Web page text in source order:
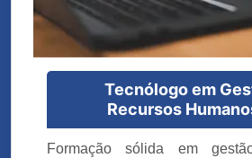
Tecnólogo em
Recursos
Formação sólida em